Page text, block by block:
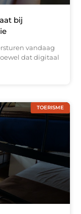
bij
vandaag
dat digitaal
TOERISME